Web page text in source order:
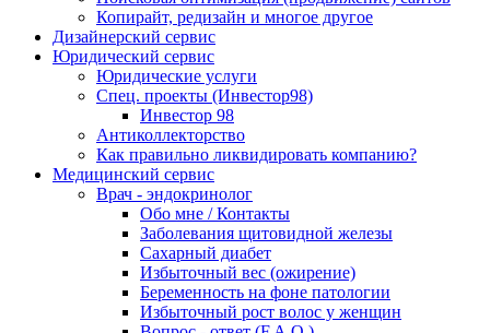
Копирайт, редизайн и многое другое
Дизайнерский сервис
Юридический сервис
Юридические услуги
Спец. проекты (Инвестор98)
Инвестор 98
Антиколлекторство
Как правильно ликвидировать компанию?
Медицинский сервис
Врач - эндокринолог
Обо мне / Контакты
Заболевания щитовидной железы
Сахарный диабет
Избыточный вес (ожирение)
Беременность на фоне патологии
Избыточный рост волос у женщин